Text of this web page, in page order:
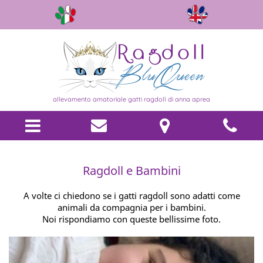
allevamento amatoriale gatti ragdoll di anna aprea
Ragdoll e Bambini
A volte ci chiedono se i gatti ragdoll sono adatti come
animali da compagnia per i bambini.
Noi rispondiamo con queste bellissime foto.